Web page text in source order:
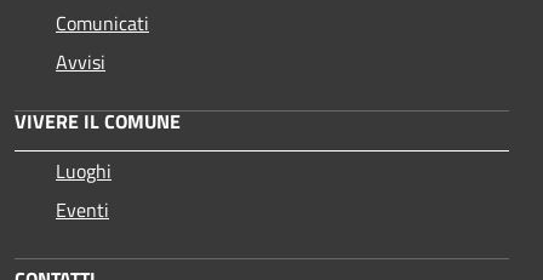
Comunicati
Avvisi
VIVERE IL COMUNE
Luoghi
Eventi